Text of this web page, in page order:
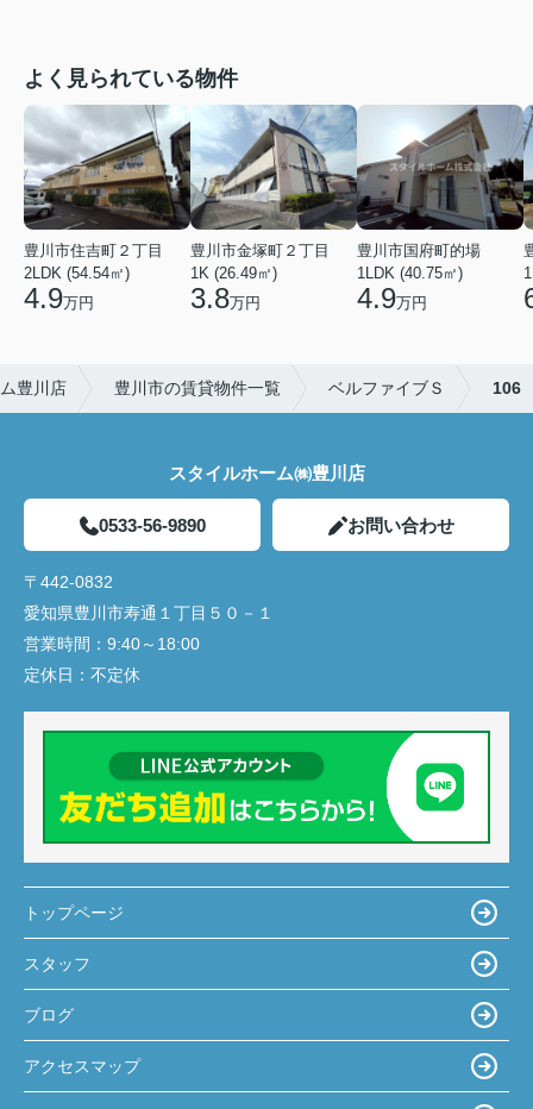
よく見られている物件
豊川市住吉町２丁目
2LDK (54.54㎡)
4.9万円
豊川市金塚町２丁目
1K (26.49㎡)
3.8万円
豊川市国府町的場
1LDK (40.75㎡)
4.9万円
豊川店 豊川市の賃貸物件一覧 ベルファイブＳ 106
スタイルホーム㈱豊川店
0533-56-9890 お問い合わせ
〒442-0832
愛知県豊川市寿通１丁目５０－１
営業時間： 9:40～18:00
定休日： 不定休
トップページ
スタッフ
ブログ
アクセスマップ